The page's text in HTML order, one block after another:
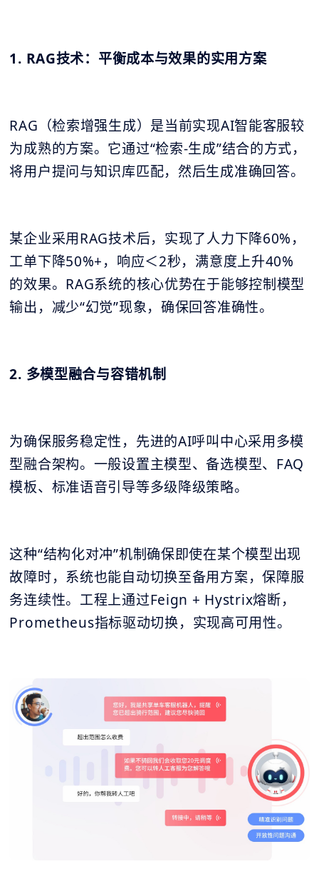
1. RAG技术：平衡成本与效果的实用方案
RAG（检索增强生成）是当前实现AI智能客服较
为成熟的方案。它通过“检索-生成”结合的方式，
将用户提问与知识库匹配，然后生成准确回答。
某企业采用RAG技术后，实现了人力下降60%，
工单下降50%+，响应＜2秒，满意度上升40%
的效果。RAG系统的核心优势在于能够控制模型
输出，减少“幻觉”现象，确保回答准确性。
2. 多模型融合与容错机制
为确保服务稳定性，先进的AI呼叫中心采用多模
型融合架构。一般设置主模型、备选模型、FAQ
模板、标准语音引导等多级降级策略。
这种“结构化对冲”机制确保即使在某个模型出现
故障时，系统也能自动切换至备用方案，保障服
务连续性。工程上通过Feign + Hystrix熔断，
Prometheus指标驱动切换，实现高可用性。